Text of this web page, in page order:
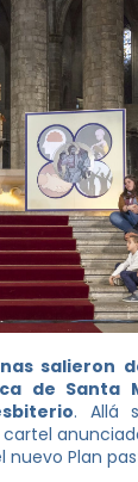
salieron
de Santa
. Allá
Plan